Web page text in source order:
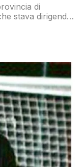
di
stava dirigendo
stata insultata
storia la